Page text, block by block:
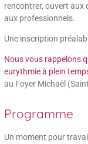
rencontrer, ouvert aux
aux professionnels.
Une inscription
Nous vous rappelons
eurythmie à plein
au Foyer Michaël
Programme
Un moment pour